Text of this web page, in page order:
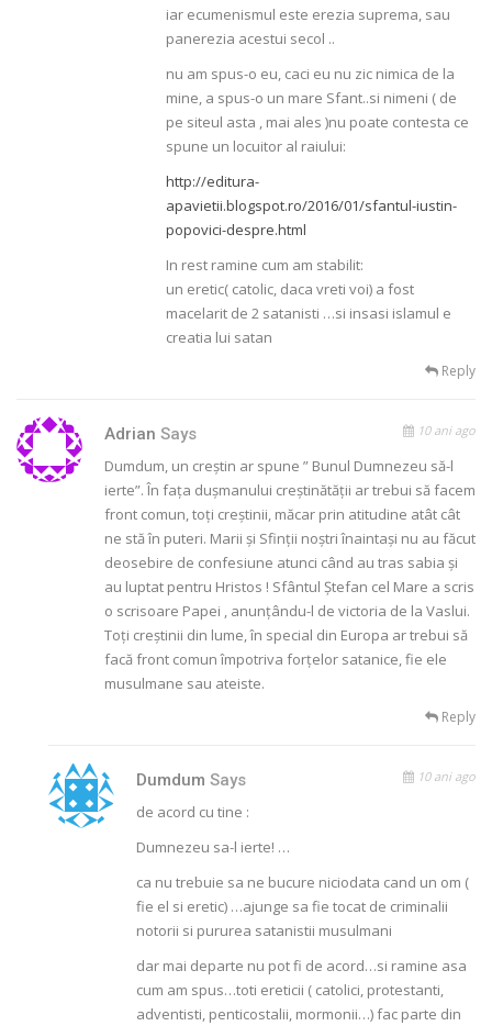
iar ecumenismul este erezia suprema, sau
panerezia acestui secol ..
nu am spus-o eu, caci eu nu zic nimica de la
mine, a spus-o un mare Sfant..si nimeni ( de
pe siteul asta , mai ales )nu poate contesta ce
spune un locuitor al raiului:
http://editura-
apavietii.blogspot.ro/2016/01/sfantul-iustin-
popovici-despre.html
In rest ramine cum am stabilit:
un eretic( catolic, daca vreti voi) a fost
macelarit de 2 satanisti …si insasi islamul e
creatia lui satan
Reply
Adrian Says 10 ani ago
Dumdum, un creștin ar spune ” Bunul Dumnezeu să-l
ierte”. În fața dușmanului creștinătății ar trebui să facem
front comun, toți creștinii, măcar prin atitudine atât cât
ne stă în puteri. Marii și Sfinții noștri înaintași nu au făcut
deosebire de confesiune atunci când au tras sabia și
au luptat pentru Hristos ! Sfântul Ștefan cel Mare a scris
o scrisoare Papei , anunțându-l de victoria de la Vaslui.
Toți creștinii din lume, în special din Europa ar trebui să
facă front comun împotriva forțelor satanice, fie ele
musulmane sau ateiste.
Reply
DumdumSays 10 ani ago
de acord cu tine :
Dumnezeu sa-l ierte! …
ca nu trebuie sa ne bucure niciodata cand un om (
fie el si eretic) …ajunge sa fie tocat de criminalii
notorii si pururea satanistii musulmani
dar mai departe nu pot fi de acord…si ramine asa
cum am spus…toti ereticii ( catolici, protestanti,
adventisti, penticostalii, mormonii…) fac parte din